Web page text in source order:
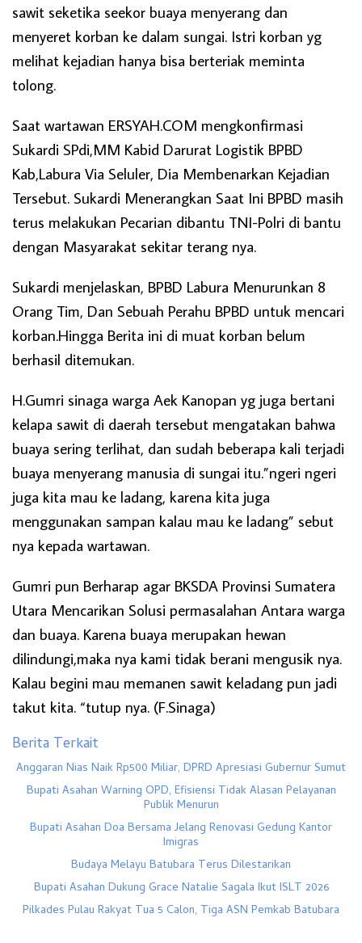
sawit seketika seekor buaya menyerang dan
menyeret korban ke dalam sungai. Istri korban yg
melihat kejadian hanya bisa berteriak meminta
tolong.
Saat wartawan ERSYAH.COM mengkonfirmasi
Sukardi SPdi,MM Kabid Darurat Logistik BPBD
Kab,Labura Via Seluler, Dia Membenarkan Kejadian
Tersebut. Sukardi Menerangkan Saat Ini BPBD masih
terus melakukan Pecarian dibantu TNI-Polri di bantu
dengan Masyarakat sekitar terang nya.
Sukardi menjelaskan, BPBD Labura Menurunkan 8
Orang Tim, Dan Sebuah Perahu BPBD untuk mencari
korban.Hingga Berita ini di muat korban belum
berhasil ditemukan.
H.Gumri sinaga warga Aek Kanopan yg juga bertani
kelapa sawit di daerah tersebut mengatakan bahwa
buaya sering terlihat, dan sudah beberapa kali terjadi
buaya menyerang manusia di sungai itu.”ngeri ngeri
juga kita mau ke ladang, karena kita juga
menggunakan sampan kalau mau ke ladang” sebut
nya kepada wartawan.
Gumri pun Berharap agar BKSDA Provinsi Sumatera
Utara Mencarikan Solusi permasalahan Antara warga
dan buaya. Karena buaya merupakan hewan
dilindungi,maka nya kami tidak berani mengusik nya.
Kalau begini mau memanen sawit keladang pun jadi
takut kita. “tutup nya. (F.Sinaga)
Berita Terkait
Anggaran Nias Naik Rp500 Miliar, DPRD Apresiasi Gubernur Sumut
Bupati Asahan Warning OPD, Efisiensi Tidak Alasan Pelayanan
Publik Menurun
Bupati Asahan Doa Bersama Jelang Renovasi Gedung Kantor
Imigras
Budaya Melayu Batubara Terus Dilestarikan
Bupati Asahan Dukung Grace Natalie Sagala Ikut ISLT 2026
Pilkades Pulau Rakyat Tua 5 Calon, Tiga ASN Pemkab Batubara